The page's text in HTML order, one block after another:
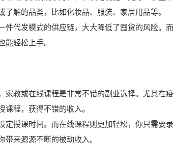
解的品类，比如化妆品、服装、家居用品等。
代发模式的供应链，大大降低了囤货的风险。而
能轻松上手。
家教或在线课程是非常不错的副业选择。尤其在
程，获得不错的收入。
授课时间。而在线课程则更加轻松，你只需要
来源源不断的被动收入。